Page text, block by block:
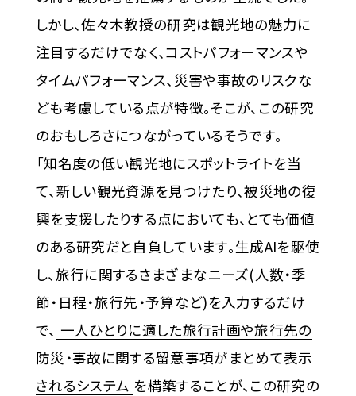
しかし、佐々木教授の研究は観光地の魅力に
注目するだけでなく、コストパフォーマンスや
タイムパフォーマンス、災害や事故のリスクな
ども考慮している点が特徴。そこが、この研究
のおもしろさにつながっているそうです。
「知名度の低い観光地にスポットライトを当
て、新しい観光資源を見つけたり、被災地の復
興を支援したりする点においても、とても価値
のある研究だと自負しています。生成AIを駆使
し、旅行に関するさまざまなニーズ(人数・季
節・日程・旅行先・予算など)を入力するだけ
で、 一人ひとりに適した旅行計画や旅行先の
防災・事故に関する留意事項がまとめて表示
されるシステム を構築することが、この研究の